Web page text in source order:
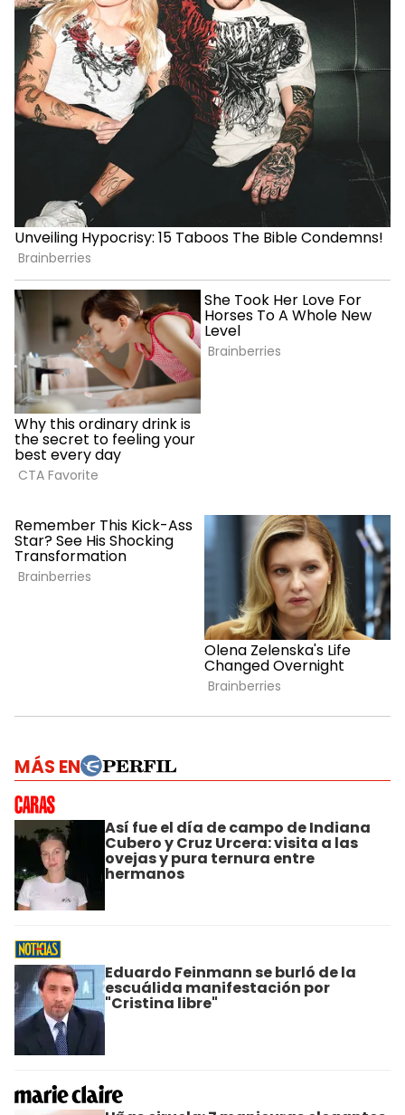
MÁS EN
Así fue el día de campo de Indiana
Cubero y Cruz Urcera: visita a las
ovejas y pura ternura entre
hermanos
Eduardo Feinmann se burló de la
escuálida manifestación por
"Cristina libre"